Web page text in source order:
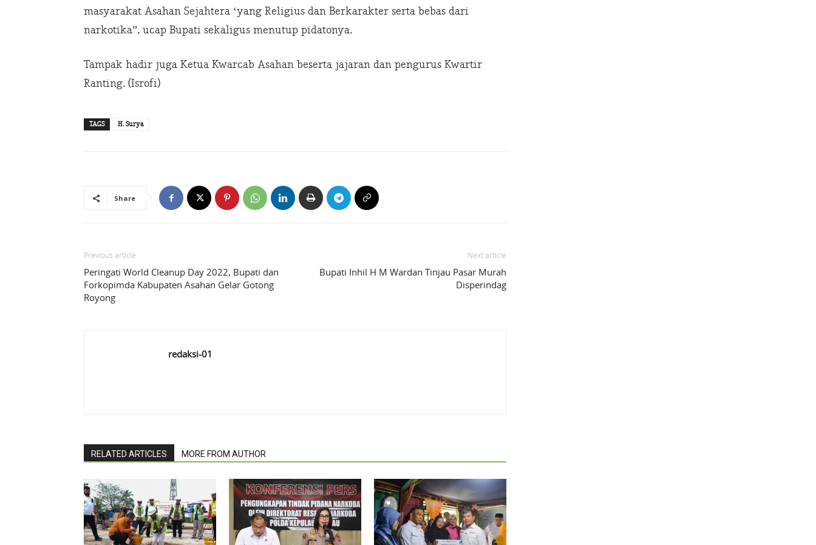
masyarakat Asahan Sejahtera ‘yang Religius dan Berkarakter serta bebas dari
narkotika”, ucap Bupati sekaligus menutup pidatonya.
Tampak hadir juga Ketua Kwarcab Asahan beserta jajaran dan pengurus Kwartir
Ranting. (Isrofi)
TAGS H. Surya
Share
Previous article
Peringati World Cleanup Day 2022, Bupati dan
Forkopimda Kabupaten Asahan Gelar Gotong
Royong
Next article
Bupati Inhil H M Wardan Tinjau Pasar Murah
Disperindag
redaksi-01
RELATED ARTICLES MORE FROM AUTHOR